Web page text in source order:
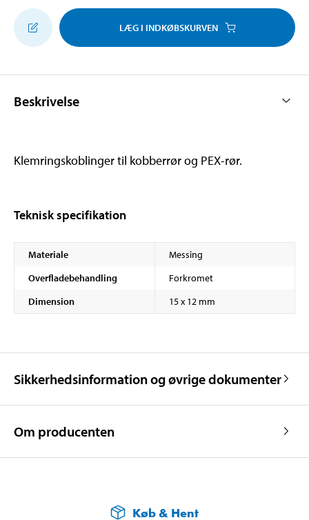
LÆG I INDKØBSKURVEN
Beskrivelse
Klemringskoblinger til kobberrør og PEX-rør.
Teknisk specifikation
Materiale
Messing
Overfladebehandling
Forkromet
Dimension
15 x 12 mm
Sikkerhedsinformation og øvrige dokumenter
Om producenten
Køb & Hent